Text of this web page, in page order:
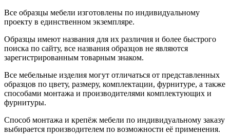
Все образцы мебели изготовлены по индивидуальному
проекту в единственном экземпляре.
Образцы имеют названия для их различия и более быстрого
поиска по сайту, все названия образцов не являются
зарегистрированным товарным знаком.
Все мебельные изделия могут отличаться от представленных
образцов по цвету, размеру, комплектации, фурнитуре, а также
способами монтажа и производителями комплектующих и
фурнитуры.
Способ монтажа и крепёж мебели по индивидуальному заказу
выбирается производителем по возможности её применения.